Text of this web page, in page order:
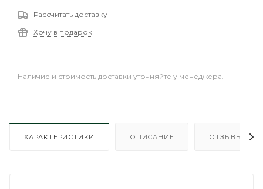
Рассчитать доставку
Хочу в подарок
Наличие и стоимость доставки уточняйте у менеджера.
ХАРАКТЕРИСТИКИ ОПИСАНИЕ ОТЗЫВЫ